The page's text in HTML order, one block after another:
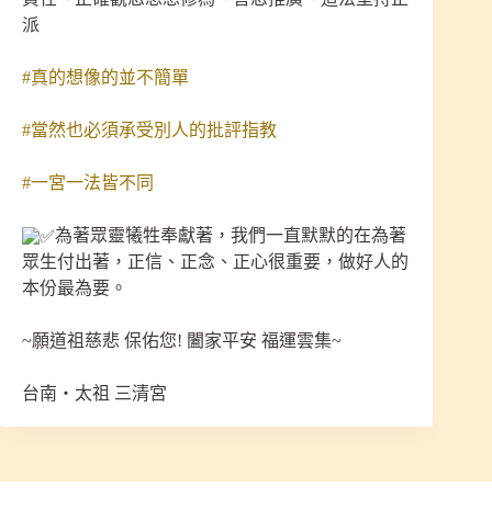
派
#真的想像的並不簡單
#當然也必須承受別人的批評指教
#一宮一法皆不同
為著眾靈犧牲奉獻著，我們一直默默的在為著
眾生付出著，正信、正念、正心很重要，做好人的
本份最為要。
~願道祖慈悲 保佑您! 闔家平安 福運雲集~
台南‧太祖 三清宮